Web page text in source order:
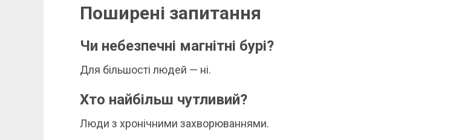
Поширені запитання
Чи небезпечні магнітні бурі?
Для більшості людей — ні.
Хто найбільш чутливий?
Люди з хронічними захворюваннями.